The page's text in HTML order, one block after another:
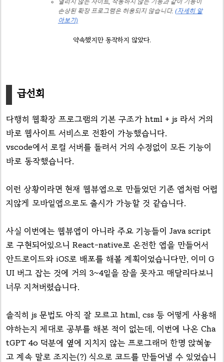
약속했지만 동작하지 않았다.
급선회
다행히 웹확장 프로그램의 기본 구조가 html + js 라서 거의
바로 웹사이트 서비스로 전환이 가능했습니다.
vscode에서 로컬 서버를 돌려서 거의 수정없이 모든 기능이
바로 동작했습니다.
이런 상황이라면 현재 웹뷰앱으로 만들었던 기존 앱처럼 어렵
지않게 모바일앱으로도 출시가 가능할 것 같습니다.
사실 이번에는 웹뷰앱이 아니라 주요 기능들이 Java script
로 구현되어있으니 React-native로 온전한 앱을 만들어서
안드로이드와 iOS로 배포를 해볼 계획이었습니다만, 이미 G
UI 버그 잡는 것에 거의 3~4일을 잠을 못자고 매달리다보니
너무 지쳐버렸습니다.
솔직히 js 문법도 아직 잘 모르고 html, css 등 어떻게 사용해
야하는지 제대로 공부를 해본 적이 없는데, 이번에 나온 Cha
tGPT 4o 덕분에 옆에 지치지 않는 프로그래머 한명 앉혀놓
고 계속 말로 조지는(?) 식으로 코드를 만들어낼 수 있었습니